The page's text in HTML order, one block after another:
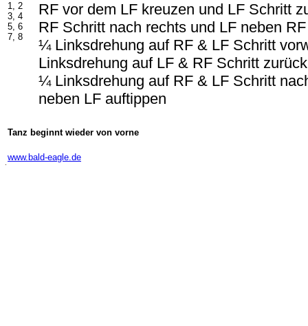
1, 2
3, 4
5, 6
7, 8
RF vor dem LF kreuzen und LF Schritt
RF Schritt nach rechts und LF neben
¼ Linksdrehung auf RF & LF Schritt
Linksdrehung auf LF & RF Schritt
¼ Linksdrehung auf RF & LF Schritt
neben LF auftippen
Tanz beginnt wieder von vorne
www.bald-eagle.de